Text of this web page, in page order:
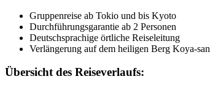
Gruppenreise ab Tokio und bis Kyoto
Durchführungsgarantie ab 2 Personen
Deutschsprachige örtliche Reiseleitung
Verlängerung auf dem heiligen Berg Koya-
Übersicht des Reiseverlaufs: